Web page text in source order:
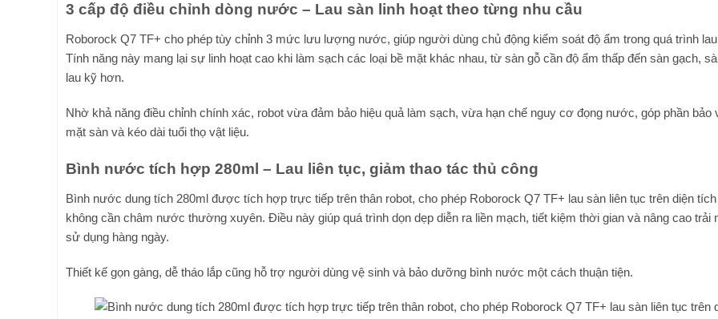
3 cấp độ điều chỉnh dòng nước – Lau sàn linh hoạt theo từng nhu cầu
Roborock Q7 TF+ cho phép tùy chỉnh 3 mức lưu lượng nước, giúp người dùng chủ động kiểm soát độ ẩm trong quá trình
Tính năng này mang lại sự linh hoạt cao khi làm sạch các loại bề mặt khác nhau, từ sàn gỗ cần độ ẩm thấp đến sàn gạch,
lau kỹ hơn.
Nhờ khả năng điều chỉnh chính xác, robot vừa đảm bảo hiệu quả làm sạch, vừa hạn chế nguy cơ đọng nước, góp phần bảo
mặt sàn và kéo dài tuổi thọ vật liệu.
Bình nước tích hợp 280ml – Lau liên tục, giảm thao tác thủ công
Bình nước dung tích 280ml được tích hợp trực tiếp trên thân robot, cho phép Roborock Q7 TF+ lau sàn liên tục trên diện
không cần châm nước thường xuyên. Điều này giúp quá trình dọn dẹp diễn ra liền mạch, tiết kiệm thời gian và nâng cao trải
sử dụng hàng ngày.
Thiết kế gọn gàng, dễ tháo lắp cũng hỗ trợ người dùng vệ sinh và bảo dưỡng bình nước một cách thuận tiện.